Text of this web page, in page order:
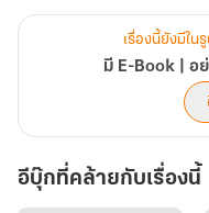
เรื่องนี้ยังมีใน
มี E-Book | อ
อีบุ๊กที่คล้ายกับเรื่องนี้